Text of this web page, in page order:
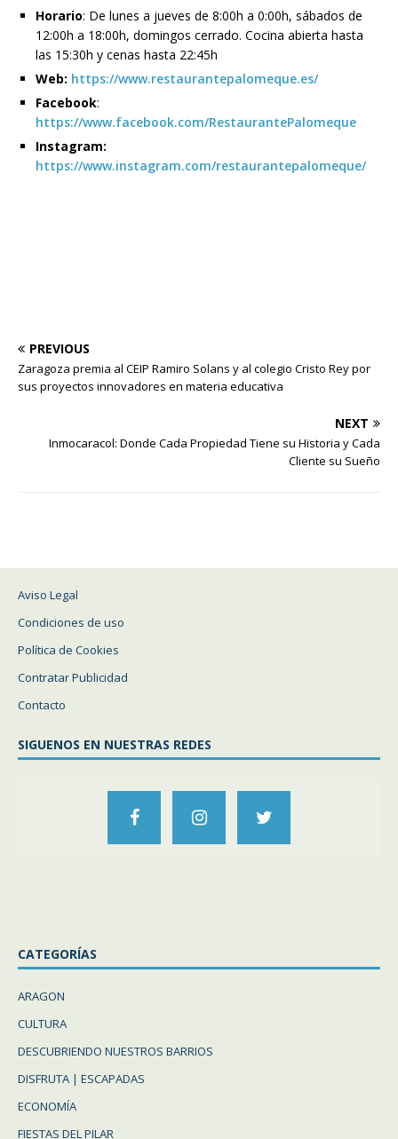
Horario: De lunes a jueves de 8:00h a 0:00h, sábados de
12:00h a 18:00h, domingos cerrado. Cocina abierta hasta
las 15:30h y cenas hasta 22:45h
Web: https://www.restaurantepalomeque.es/
Facebook:
https://www.facebook.com/RestaurantePalomeque
Instagram:
https://www.instagram.com/restaurantepalomeque/
PREVIOUS
Zaragoza premia al CEIP Ramiro Solans y al colegio Cristo Rey por
sus proyectos innovadores en materia educativa
NEXT
Inmocaracol: Donde Cada Propiedad Tiene su Historia y Cada
Cliente su Sueño
Aviso Legal
Condiciones de uso
Política de Cookies
Contratar Publicidad
Contacto
SIGUENOS EN NUESTRAS REDES
CATEGORÍAS
ARAGON
CULTURA
DESCUBRIENDO NUESTROS BARRIOS
DISFRUTA | ESCAPADAS
ECONOMÍA
FIESTAS DEL PILAR